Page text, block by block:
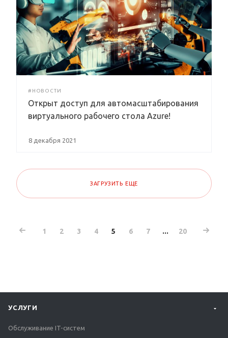
#НОВОСТИ
Открыт доступ для автомасштабирования
виртуального рабочего стола Azure!
8 декабря 2021
ЗАГРУЗИТЬ ЕЩЕ
1 2 3 4 5 6 7 ... 20
УСЛУГИ
Обслуживание IT-систем